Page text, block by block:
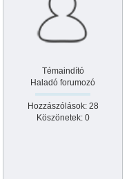
Témaindító
Haladó forumozó
Hozzászólások: 28
Köszönetek: 0